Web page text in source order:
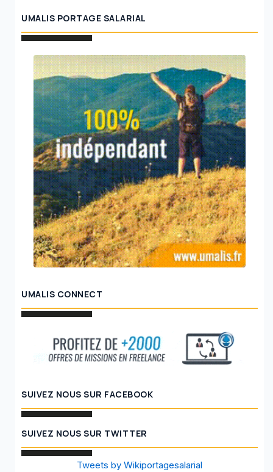
UMALIS PORTAGE SALARIAL
UMALIS CONNECT
SUIVEZ NOUS SUR FACEBOOK
SUIVEZ NOUS SUR TWITTER
Tweets by Wikiportagesalarial